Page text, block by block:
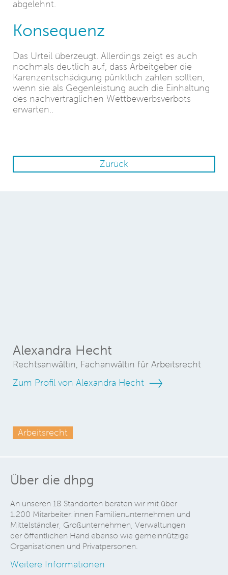
abgelehnt.
Konsequenz
Das Urteil überzeugt. Allerdings zeigt es auch
nochmals deutlich auf, dass Arbeitgeber die
Karenzentschädigung pünktlich zahlen sollten,
wenn sie als Gegenleistung auch die Einhaltung
des nachvertraglichen Wettbewerbsverbots
erwarten..
Zurück
Alexandra Hecht
Rechtsanwältin, Fachanwältin für Arbeitsrecht
Zum Profil von Alexandra Hecht
Arbeitsrecht
Über die dhpg
An unseren 18 Standorten beraten wir mit über
1.200 Mitarbeiter:innen Familienunternehmen und
Mittelständler, Großunternehmen, Verwaltungen
der öffentlichen Hand ebenso wie gemeinnützige
Organisationen und Privatpersonen.
Weitere Informationen